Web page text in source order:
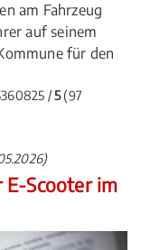
am Fahrzeug
auf seinem
für den
/5(97
Scooter im